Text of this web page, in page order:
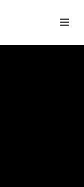
Auch im